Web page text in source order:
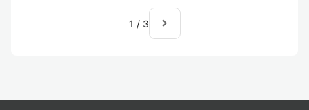
1 / 3 navigate_next